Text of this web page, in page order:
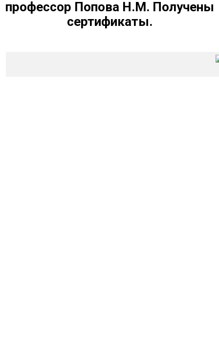
профессор Попова Н.М. Получены
сертификаты.